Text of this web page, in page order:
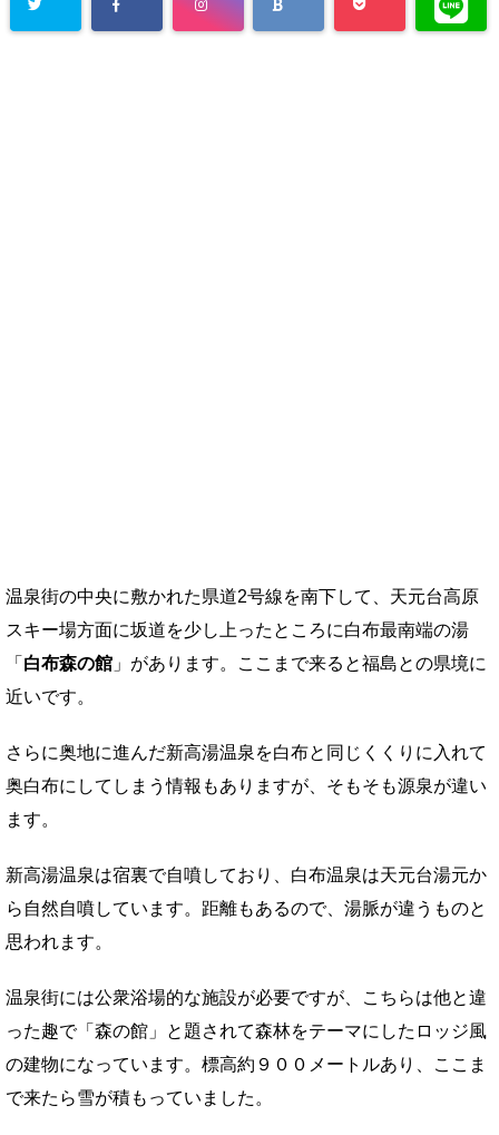
温泉街の中央に敷かれた県道2号線を南下して、天元台高原
スキー場方面に坂道を少し上ったところに白布最南端の湯
「 白布森の館 」があります。ここまで来ると福島との県境に
近いです。
さらに奥地に進んだ新高湯温泉を白布と同じくくりに入れて
奥白布にしてしまう情報もありますが、そもそも源泉が違い
ます。
新高湯温泉は宿裏で自噴しており、白布温泉は天元台湯元か
ら自然自噴しています。距離もあるので、湯脈が違うものと
思われます。
温泉街には公衆浴場的な施設が必要ですが、こちらは他と違
った趣で「森の館」と題されて森林をテーマにしたロッジ風
の建物になっています。標高約９００メートルあり、ここま
で来たら雪が積もっていました。